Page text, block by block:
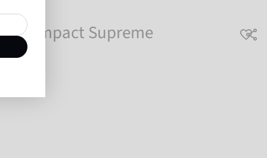
Compact Supreme